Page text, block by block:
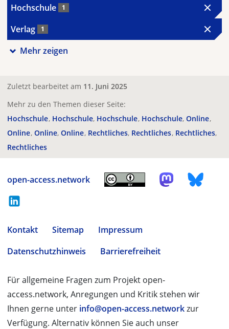
Hochschule 1
Verlag 1
Mehr zeigen
Zuletzt bearbeitet am 11. Juni 2025
Mehr zu den Themen dieser Seite:
Hochschule Hochschule Hochschule Hochschule Online
Online Online Online Rechtliches Rechtliches Rechtliches
Rechtliches
open-access.network
Kontakt Sitemap
Impressum
Datenschutzhinweis
Barrierefreiheit
Für allgemeine Fragen zum Projekt open-
access.network, Anregungen und Kritik stehen wir
Ihnen gerne unter info@open-access.networkzur
Verfügung. Alternativ können Sie auch unser